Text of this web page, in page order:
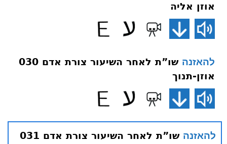
אוזן אליה
להאזנה
שו”ת לאחר השיעור צורת אדם 030
אוזן-תנוך
להאזנה
שו”ת לאחר השיעור צורת אדם 031